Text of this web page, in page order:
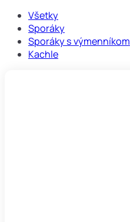
Všetky
Sporáky
Sporáky s výmenníkom
Kachle